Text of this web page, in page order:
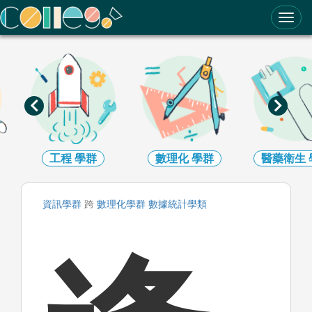
ColleGo! 大學選才與高中育才輔助系統
工程 學群 數理化學群 醫藥衛生
資訊學群 跨 數理化學群 數據統計學類